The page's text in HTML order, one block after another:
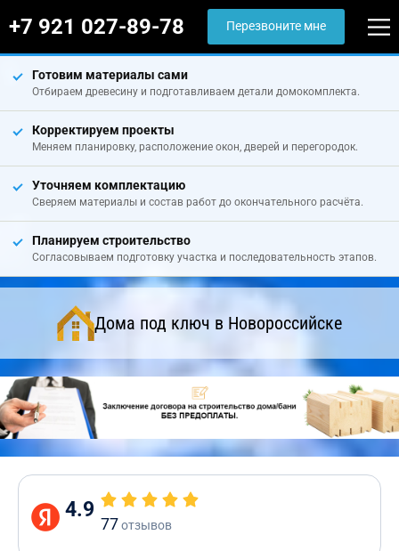
+7 921 027-89-78 Перезвоните мне
Готовим материалы сами
Отбираем древесину и подготавливаем детали домокомплекта.
Корректируем проекты
Меняем планировку, расположение окон, дверей и перегородок.
Уточняем комплектацию
Сверяем материалы и состав работ до окончательного расчёта.
Планируем строительство
Согласовываем подготовку участка и последовательность этапов.
Дома под ключ в Новороссийске
4.9
77отзывов